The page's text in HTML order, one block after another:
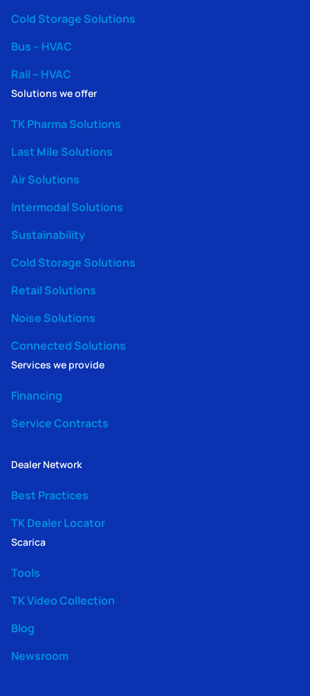
Cold Storage Solutions
Bus – HVAC
Rail – HVAC
Solutions we offer
TK Pharma Solutions
Last Mile Solutions
Air Solutions
Intermodal Solutions
Sustainability
Cold Storage Solutions
Retail Solutions
Noise Solutions
Connected Solutions
Services we provide
Financing
Service Contracts
Dealer Network
Best Practices
TK Dealer Locator
Scarica
Tools
TK Video Collection
Blog
Newsroom